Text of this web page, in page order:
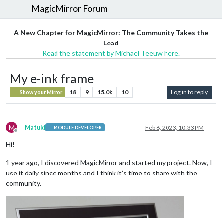
MagicMirror Forum
A New Chapter for MagicMirror: The Community Takes the
Lead
Read the statement by Michael Teeuw here.
My e-ink frame
Show your Mirror 18 9 15.0k 10 Log in to reply
M
Offline
Matuki MODULE DEVELOPER Feb 6, 2023, 10:33 PM
Hi!
1 year ago, I discovered MagicMirror and started my project. Now, I
use it daily since months and I think it’s time to share with the
community.